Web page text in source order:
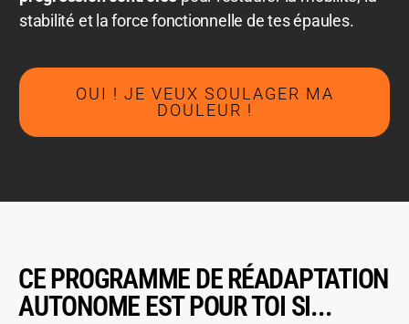
stabilité et la force fonctionnelle de tes épaules.
OUI ! JE VEUX SOULAGER MA
DOULEUR !
CE PROGRAMME DE RÉADAPTATION
AUTONOME EST POUR TOI SI...